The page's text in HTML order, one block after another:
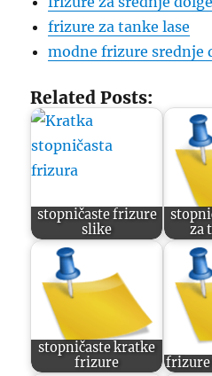
frizure za tanke lase
modne frizure srednje
Related Posts:
stopničaste frizure
slike
za
stopničaste kratke
frizure
frizure